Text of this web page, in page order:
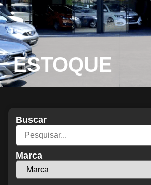
ESTOQUE
Buscar
Marca